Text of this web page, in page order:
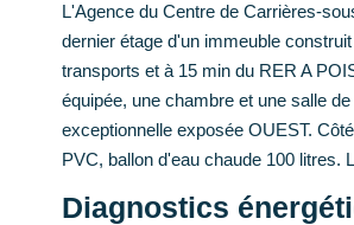
L'Agence du Centre de Carrières-
dernier étage d'un immeuble
transports et à 15 min du RER A
équipée, une chambre et une salle
exceptionnelle exposée OUEST.
PVC, ballon d'eau chaude 100 litres.
Diagnostics